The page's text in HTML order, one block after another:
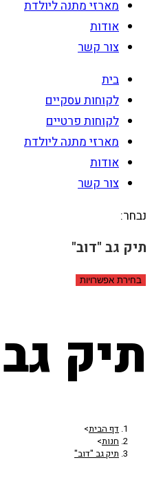
מארזי מתנה ליולדת
אודות
צור קשר
בית
לקוחות עסקיים
לקוחות פרטיים
מארזי מתנה ליולדת
אודות
צור קשר
נבחר:
תיק גב "דוב"
בחירת אפשרויות
תיק
דף הבית>
חנות>
תיק גב "דוב"